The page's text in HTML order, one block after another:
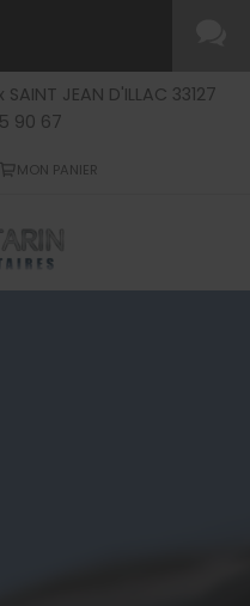
SAINT JEAN D'ILLAC 33127
90 67
MON PANIER